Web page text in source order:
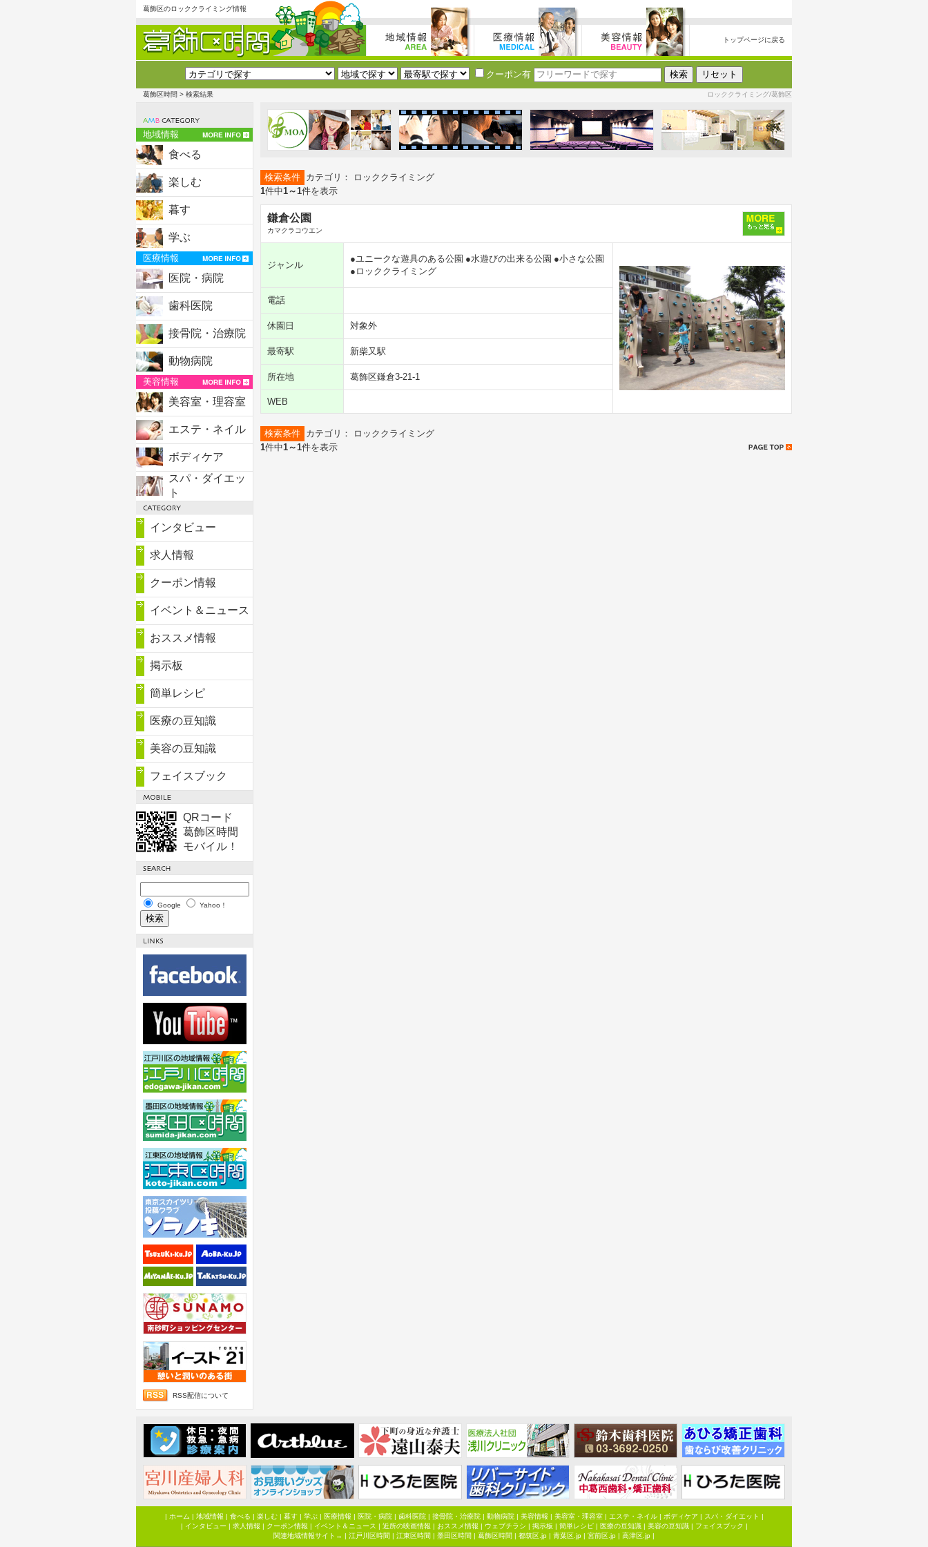
葛飾区のロッククライミング情報
トップページに戻る
クーポン有
葛飾区時間 > 検索結果 ロッククライミング/葛飾区
地域情報
食べる
楽しむ
暮す
学ぶ
医療情報
医院・病院
歯科医院
接骨院・治療院
動物病院
美容情報
美容室・理容室
エステ・ネイル
ボディケア
スパ・ダイエッ
ト
インタビュー
求人情報
クーポン情報
イベント＆ニュース
おススメ情報
掲示板
簡単レシピ
医療の豆知識
美容の豆知識
フェイスブック
QRコード
葛飾区時間
モバイル！
Google Yahoo！
RSS配信について
検索条件 カテゴリ： ロッククライミング
1件中1～1件を表示
鎌倉公園
カマクラコウエン
ジャンル
●ユニークな遊具のある公園 ●水遊びの出来る公園 ●小さな公園
●ロッククライミング
電話
休園日 対象外
最寄駅 新柴又駅
所在地 葛飾区鎌倉3-21-1
WEB
検索条件 カテゴリ： ロッククライミング
1件中1～1件を表示
| ホーム | 地域情報 | 食べる | 楽しむ| 暮す| 学ぶ| 医療情報 | 医院・病院| 歯科医院| 接骨院・治療院| 動物病院| 美容情報 | 美容室・理容室| エステ・ネイル| ボディケア | スパ・ダイエット |
| インタビュー | 求人情報 | クーポン情報 | イベント＆ニュース | 近所の映画情報 | おススメ情報 | ウェブチラシ | 掲示板 | 簡単レシピ| 医療の豆知識| 美容の豆知識| フェイスブック |
関連地域情報サイト→ | 江戸川区時間 | 江東区時間 | 墨田区時間 | 葛飾区時間 | 都筑区.jp | 青葉区.jp | 宮前区.jp | 高津区.jp |